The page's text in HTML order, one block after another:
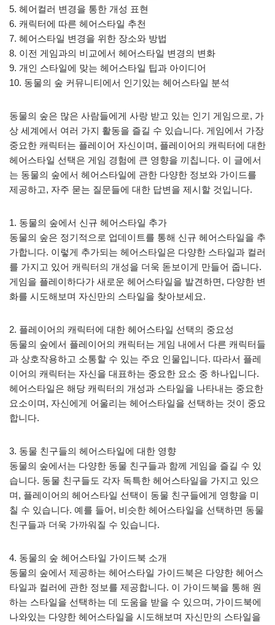
5. 헤어컬러 변경을 통한 개성 표현
6. 캐릭터에 따른 헤어스타일 추천
7. 헤어스타일 변경을 위한 장소와 방법
8. 이전 게임과의 비교에서 헤어스타일 변경의 변화
9. 개인 스타일에 맞는 헤어스타일 팁과 아이디어
10. 동물의 숲 커뮤니티에서 인기있는 헤어스타일 분석
동물의 숲은 많은 사람들에게 사랑 받고 있는 인기 게임으로, 가
상 세계에서 여러 가지 활동을 즐길 수 있습니다. 게임에서 가장
중요한 캐릭터는 플레이어 자신이며, 플레이어의 캐릭터에 대한
헤어스타일 선택은 게임 경험에 큰 영향을 끼칩니다. 이 글에서
는 동물의 숲에서 헤어스타일에 관한 다양한 정보와 가이드를
제공하고, 자주 묻는 질문들에 대한 답변을 제시할 것입니다.
1. 동물의 숲에서 신규 헤어스타일 추가
동물의 숲은 정기적으로 업데이트를 통해 신규 헤어스타일을 추
가합니다. 이렇게 추가되는 헤어스타일은 다양한 스타일과 컬러
를 가지고 있어 캐릭터의 개성을 더욱 돋보이게 만들어 줍니다.
게임을 플레이하다가 새로운 헤어스타일을 발견하면, 다양한 변
화를 시도해보며 자신만의 스타일을 찾아보세요.
2. 플레이어의 캐릭터에 대한 헤어스타일 선택의 중요성
동물의 숲에서 플레이어의 캐릭터는 게임 내에서 다른 캐릭터들
과 상호작용하고 소통할 수 있는 주요 인물입니다. 따라서 플레
이어의 캐릭터는 자신을 대표하는 중요한 요소 중 하나입니다.
헤어스타일은 해당 캐릭터의 개성과 스타일을 나타내는 중요한
요소이며, 자신에게 어울리는 헤어스타일을 선택하는 것이 중요
합니다.
3. 동물 친구들의 헤어스타일에 대한 영향
동물의 숲에서는 다양한 동물 친구들과 함께 게임을 즐길 수 있
습니다. 동물 친구들도 각자 독특한 헤어스타일을 가지고 있으
며, 플레이어의 헤어스타일 선택이 동물 친구들에게 영향을 미
칠 수 있습니다. 예를 들어, 비슷한 헤어스타일을 선택하면 동물
친구들과 더욱 가까워질 수 있습니다.
4. 동물의 숲 헤어스타일 가이드북 소개
동물의 숲에서 제공하는 헤어스타일 가이드북은 다양한 헤어스
타일과 컬러에 관한 정보를 제공합니다. 이 가이드북을 통해 원
하는 스타일을 선택하는 데 도움을 받을 수 있으며, 가이드북에
나와있는 다양한 헤어스타일을 시도해보며 자신만의 스타일을